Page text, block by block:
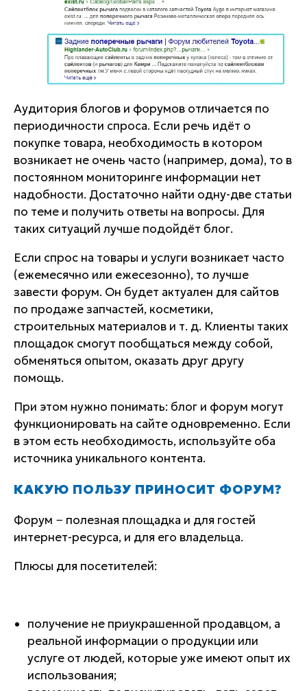
Аудитория блогов и форумов отличается по
периодичности спроса. Если речь идёт о
покупке товара, необходимость в котором
возникает не очень часто (например, дома), то в
постоянном мониторинге информации нет
надобности. Достаточно найти одну-две статьи
по теме и получить ответы на вопросы. Для
таких ситуаций лучше подойдёт блог.
Если спрос на товары и услуги возникает часто
(ежемесячно или ежесезонно), то лучше
завести форум. Он будет актуален для сайтов
по продаже запчастей, косметики,
строительных материалов и т. д. Клиенты таких
площадок смогут пообщаться между собой,
обменяться опытом, оказать друг другу
помощь.
При этом нужно понимать: блог и форум могут
функционировать на сайте одновременно. Если
в этом есть необходимость, используйте оба
источника уникального контента.
КАКУЮ ПОЛЬЗУ ПРИНОСИТ ФОРУМ?
Форум − полезная площадка и для гостей
интернет-ресурса, и для его владельца.
Плюсы для посетителей:
получение не приукрашенной продавцом, а
реальной информации о продукции или
услуге от людей, которые уже имеют опыт их
использования;